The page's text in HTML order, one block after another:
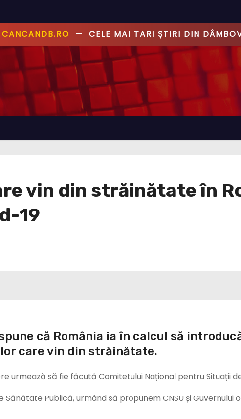
—PRIMUL CU ȘTIREA, PRIMUL CU
vin din străinătate în
19
că România ia în calcul să
care vin din străinătate.
urmează să fie făcută Comitetului Național pentru Situații
Sănătate Publică, urmând să propunem CNSU și Guvernului